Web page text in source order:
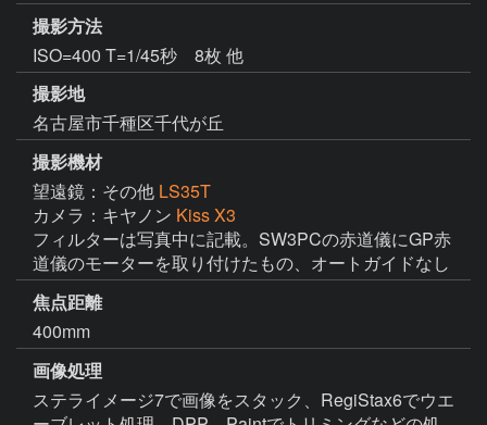
撮影方法
ISO=400 T=1/45秒 8枚 他
撮影地
名古屋市千種区千代が丘
撮影機材
望遠鏡：その他 LS35T
カメラ：キヤノン Kiss X3
フィルターは写真中に記載。SW3PCの赤道儀にGP赤
道儀のモーターを取り付けたもの、オートガイドなし
焦点距離
400mm
画像処理
ステライメージ7で画像をスタック、RegiStax6でウエ